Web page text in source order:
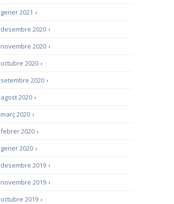
›
gener 2021
›
desembre 2020
›
novembre 2020
›
octubre 2020
›
setembre 2020
›
agost 2020
›
març 2020
›
febrer 2020
›
gener 2020
›
desembre 2019
›
novembre 2019
›
octubre 2019